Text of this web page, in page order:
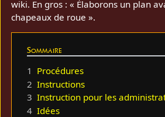
wiki. En gros : « Élaborons un plan
chapeaux de roue ».
Sommaire
1 Procédures
2 Instructions
3 Instruction pour les
4 Idées